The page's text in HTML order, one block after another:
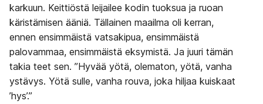
karkuun. Keittiöstä leijailee kodin tuoksua ja ruoan
käristämisen ääniä. Tällainen maailma oli kerran,
ennen ensimmäistä vatsakipua, ensimmäistä
palovammaa, ensimmäistä eksymistä. Ja juuri tämän
takia teet sen. ”Hyvää yötä, olematon, yötä, vanha
ystävys. Yötä sulle, vanha rouva, joka hiljaa kuiskaat
’hys’.”